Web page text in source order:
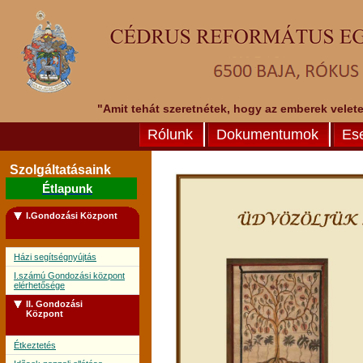
"Amit tehát szeretnétek, hogy az emberek
Rólunk Dokumentumok
Szolgáltatásaink
Étlapunk
I.Gondozási Központ
Házi segítségnyújtás
I.számú Gondozási központ
elérhetősége
II. Gondozási
Központ
Étkeztetés